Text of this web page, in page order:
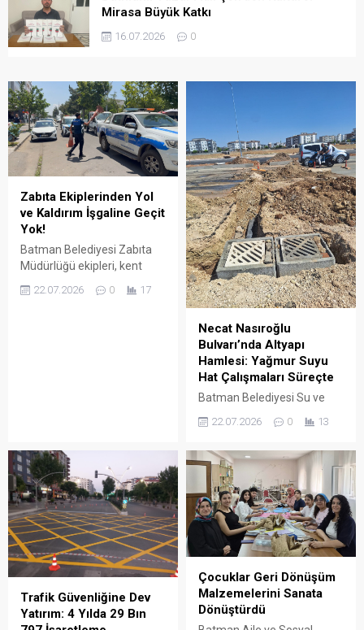
Mirasa Büyük Katkı
16.07.2026 0
Zabıta Ekiplerinden Yol
ve Kaldırım İşgaline Geçit
Yok!
Batman Belediyesi Zabıta
Müdürlüğü ekipleri, kent
temin etmek, şehir estetiğini
22.07.2026 0 17
Necat Nasıroğlu
Bulvarı’nda Altyapı
Hamlesi: Yağmur Suyu
Hat Çalışmaları Süreçte
Batman Belediyesi Su ve
Müdürlüğü, kent genelinde
yağışlarda oluşabilecek su
baskınlarının önüne geçme
hedefleri doğrultusunda
Hilal Mahallesi Necat
Nasıroğlu Bulvarı’nda
yağmur suyu hattı yapım
çalışmalarını sürdürüyor.
22.07.2026 0 13
Trafik Güvenliğine Dev
Yatırım: 4 Yılda 29 Bın
Çocuklar Geri Dönüşüm
Malzemelerini Sanata
Dönüştürdü